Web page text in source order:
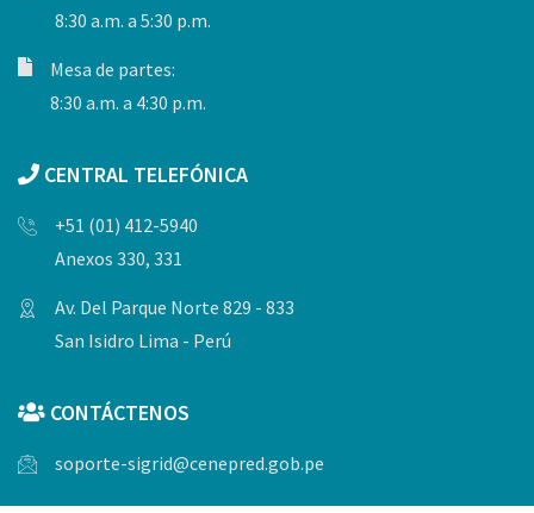
8:30 a.m. a 5:30 p.m.
Mesa de partes:
8:30 a.m. a 4:30 p.m.
CENTRAL TELEFÓNICA
+51 (01) 412-5940
Anexos 330, 331
Av. Del Parque Norte 829 - 833
San Isidro Lima - Perú
CONTÁCTENOS
soporte-sigrid@cenepred.gob.pe